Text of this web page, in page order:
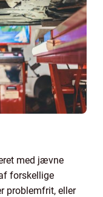
med jævne
forskellige
problemfrit, eller